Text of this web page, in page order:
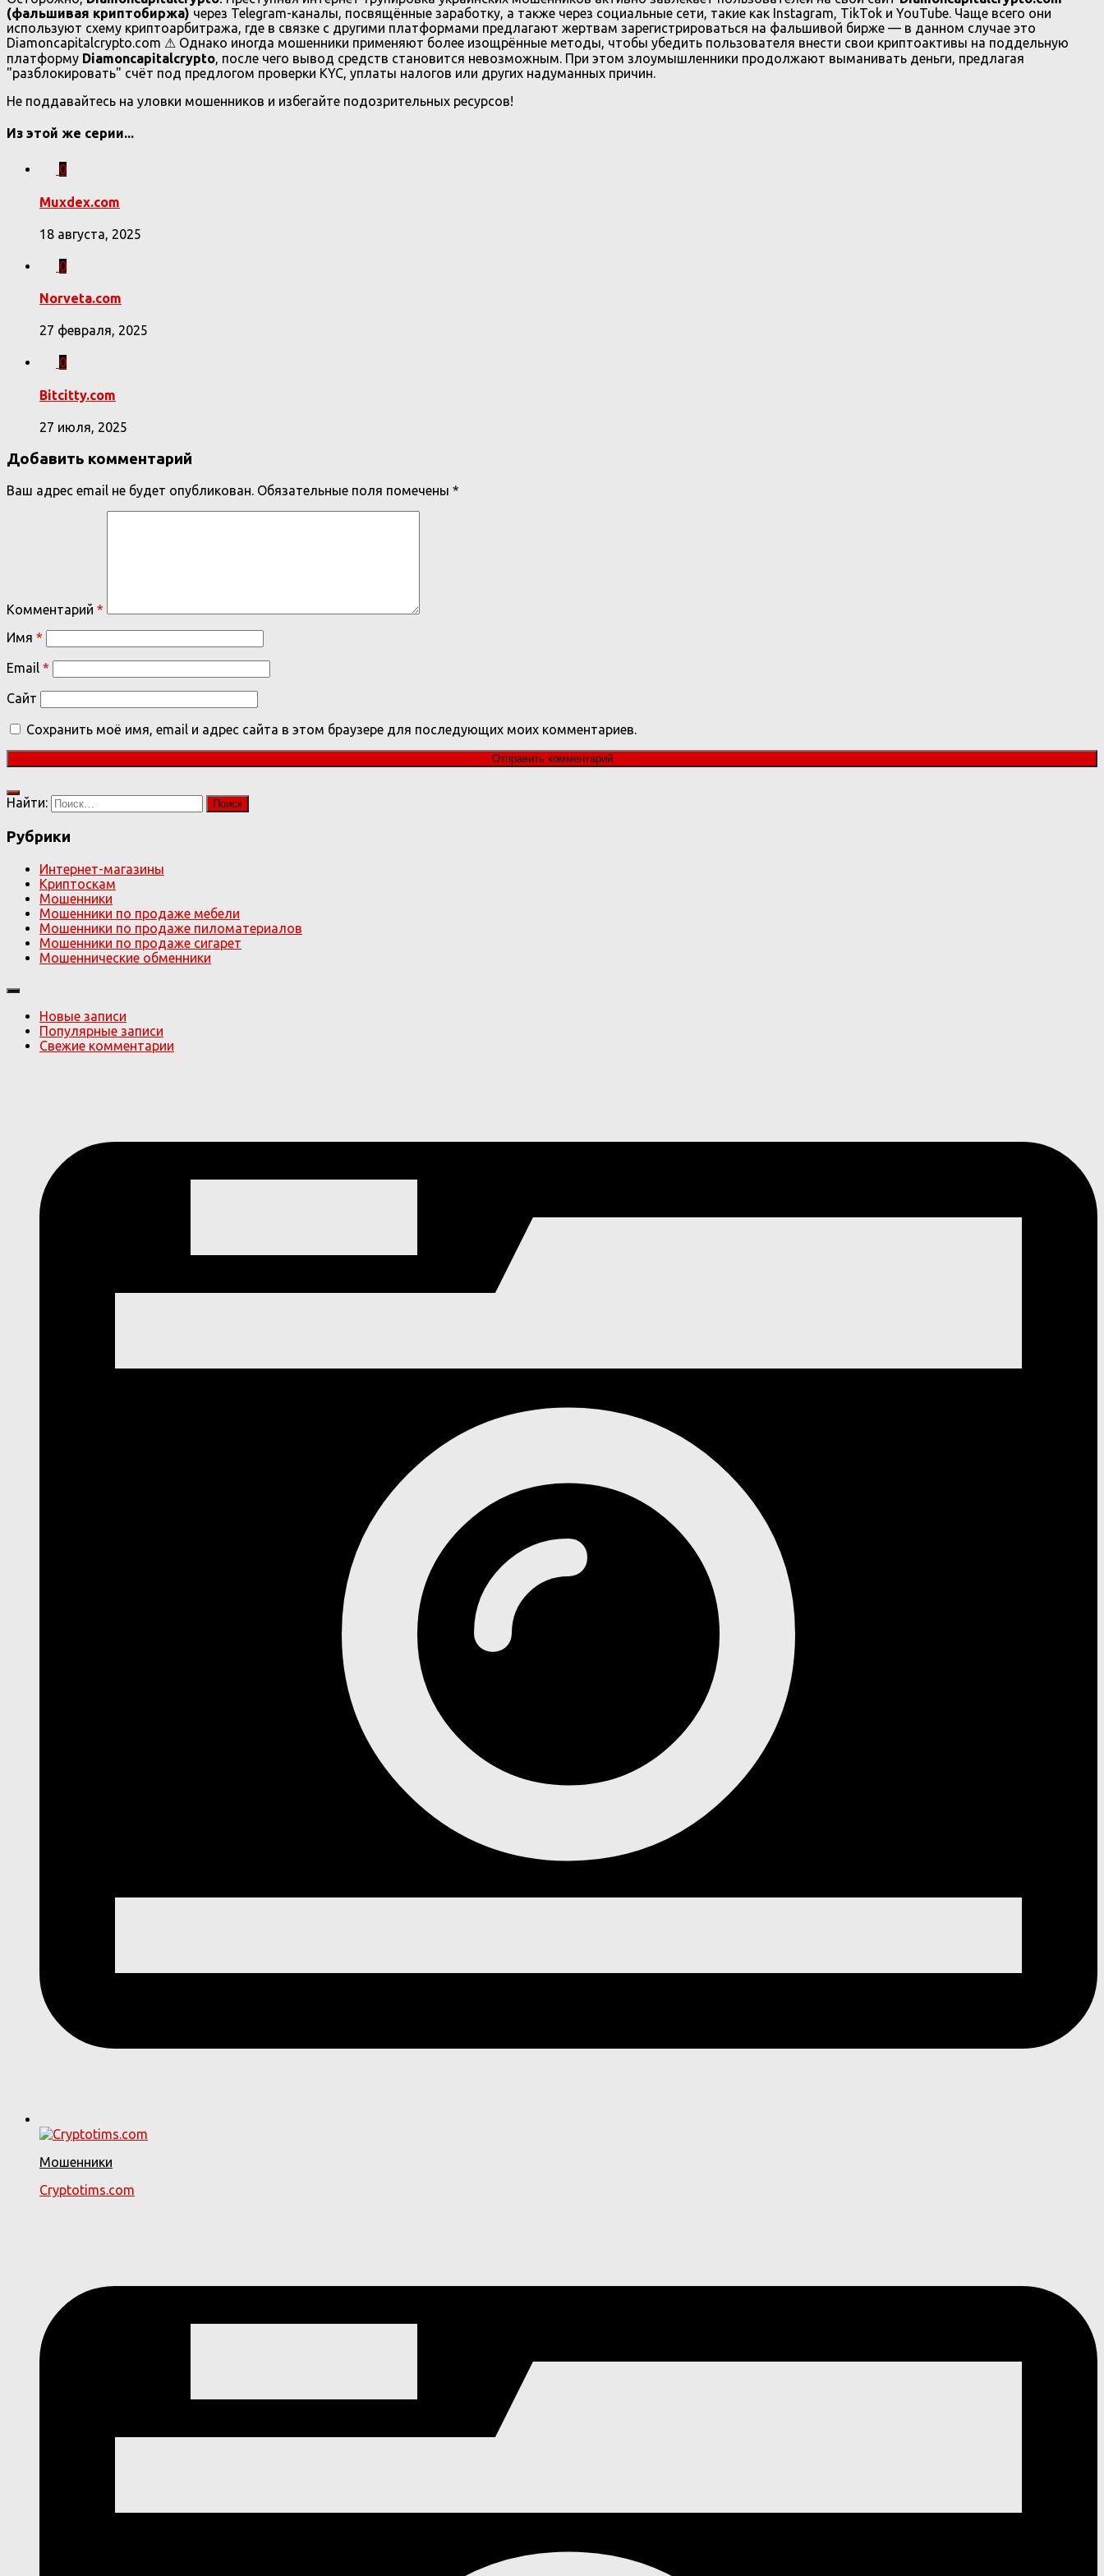
(фальшивая криптобиржа) через Telegram-каналы, посвящённые заработку, а также через социальные сети, такие как Instagram, TikTok и YouTube. Чаще всего они
используют схему криптоарбитража, где в связке с другими платформами предлагают жертвам зарегистрироваться на фальшивой бирже — в данном случае это
Diamoncapitalcrypto.com ⚠ Однако иногда мошенники применяют более изощрённые методы, чтобы убедить пользователя внести свои криптоактивы на поддельную
платформу Diamoncapitalcrypto, после чего вывод средств становится невозможным. При этом злоумышленники продолжают выманивать деньги, предлагая
"разблокировать" счёт под предлогом проверки KYC, уплаты налогов или других надуманных причин.
Не поддавайтесь на уловки мошенников и избегайте подозрительных ресурсов!
Из этой же серии...
0
Muxdex.com
18 августа, 2025
0
Norveta.com
27 февраля, 2025
0
Bitcitty.com
27 июля, 2025
Добавить комментарий
Ваш адрес email не будет опубликован. Обязательные поля помечены *
Комментарий *
Имя *
Email *
Сайт
Сохранить моё имя, email и адрес сайта в этом браузере для последующих моих комментариев.
Найти:
Рубрики
Интернет-магазины
Криптоскам
Мошенники
Мошенники по продаже мебели
Мошенники по продаже пиломатериалов
Мошенники по продаже сигарет
Мошеннические обменники
Новые записи
Популярные записи
Свежие комментарии
Мошенники
Cryptotims.com